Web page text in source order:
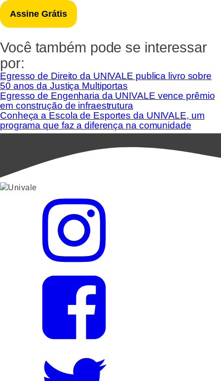
Você também pode se interessar
por:
Egresso de Direito da UNIVALE publica livro sobre
50 anos da Justiça Multiportas
Egresso de Engenharia da UNIVALE vence prêmio
em construção de infraestrutura
Conheça a Escola de Esportes da UNIVALE, um
programa que faz a diferença na comunidade